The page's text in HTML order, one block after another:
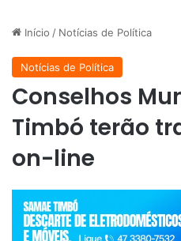
Início / Notícias de Política
Notícias de Política
Conselhos
Timbó terão
on-line